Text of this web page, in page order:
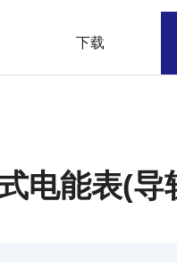
下载
电能表(导